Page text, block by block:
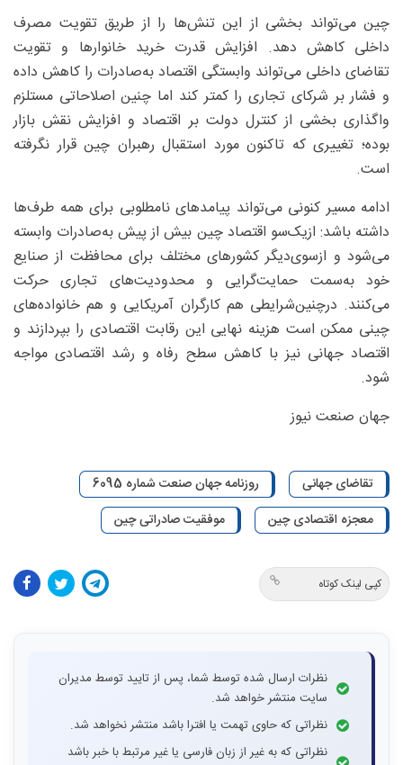
چین می‌تواند بخشی از این تنش‌ها را از طریق تقویت مصرف
داخلی کاهش دهد. افزایش قدرت خرید خانوارها و تقویت
تقاضای داخلی می‌تواند وابستگی اقتصاد به‌صادرات را کاهش داده
و فشار بر شرکای تجاری را کمتر کند اما چنین اصلاحاتی مستلزم
واگذاری بخشی از کنترل دولت بر اقتصاد و افزایش نقش بازار
بوده؛ تغییری که تاکنون مورد استقبال رهبران چین قرار نگرفته
است.
ادامه مسیر کنونی می‌تواند پیامدهای نامطلوبی برای همه طرف‌ها
داشته باشد: ازیک‌سو اقتصاد چین بیش از پیش به‌صادرات وابسته
می‌شود و ازسوی‌دیگر کشورهای مختلف برای محافظت از صنایع
خود به‌سمت حمایت‌گرایی و محدودیت‌های تجاری حرکت
می‌کنند. درچنین‌شرایطی هم کارگران آمریکایی و هم خانواده‌های
چینی ممکن است هزینه نهایی این رقابت اقتصادی را بپردازند و
اقتصاد جهانی نیز با کاهش سطح رفاه و رشد اقتصادی مواجه
شود.
جهان صنعت نیوز
تقاضای جهانی
روزنامه جهان صنعت شماره 6095
معجزه اقتصادی چین
موفقیت صادراتی چین
کپی لینک کوتاه
نظرات ارسال شده توسط شما، پس از تایید توسط مدیران
سایت منتشر خواهد شد.
نظراتی که حاوی تهمت یا افترا باشد منتشر نخواهد شد.
نظراتی که به غیر از زبان فارسی یا غیر مرتبط با خبر باشد